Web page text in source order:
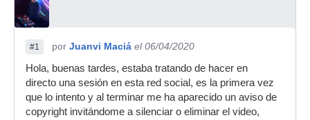
#1 por Juanvi Maciá el 06/04/2020
Hola, buenas tardes, estaba tratando de hacer en
directo una sesión en esta red social, es la primera vez
que lo intento y al terminar me ha aparecido un aviso de
copyright invitándome a silenciar o eliminar el video,